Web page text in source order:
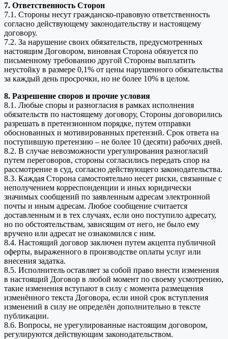
7. Ответственность Сторон
7.1. Стороны несут гражданско-правовую ответственность
согласно действующему законодательству и настоящему
договору.
7.2. За нарушение своих обязательств, предусмотренных
настоящим Договором, виновная Сторона обязуется по
письменному требованию другой Стороны выплатить
неустойку в размере 0,1% от цены нарушенного обязательства
за каждый день просрочки, но не более 10% в целом.
8. Разрешение споров и прочие условия
8.1. Любые споры и разногласия в рамках исполнения
обязательств по настоящему договору, Стороны договорились
разрешать в претензионном порядке, путем отправки
обоснованных и мотивированных претензий. Срок ответа на
поступившую претензию – не более 10 (десяти) рабочих дней.
8.2. В случае невозможности урегулирования разногласий
путем переговоров, стороны согласились передать спор на
рассмотрение в суд, согласно действующего законодательства.
8.3. Каждая Сторона самостоятельно несет риски, связанные с
неполучением корреспонденции и иных юридически
значимых сообщений по заявленным адресам электронной
почты и иным адресам. Любое сообщение считается
доставленным и в тех случаях, если оно поступило адресату,
но по обстоятельствам, зависящим от него, не было ему
вручено или адресат не ознакомился с ним.
8.4. Настоящий договор заключен путем акцепта публичной
оферты, выраженного в производстве оплаты услуг или
внесения задатка.
8.5. Исполнитель оставляет за собой право внести изменения
в настоящий Договор в любой момент по своему усмотрению,
такие изменения вступают в силу с момента размещения
изменённого текста Договора, если иной срок вступления
изменений в силу не определён дополнительно в тексте
публикации.
8.6. Вопросы, не урегулированные настоящим договором,
регулируются действующим законодательством.